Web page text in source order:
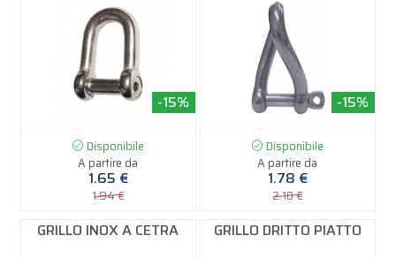
-15%
Disponibile
A partire da
1.65 €
1.94 €
-15%
Disponibile
A partire da
1.78 €
2.10 €
GRILLO INOX A CETRA GRILLO DRITTO PIATTO